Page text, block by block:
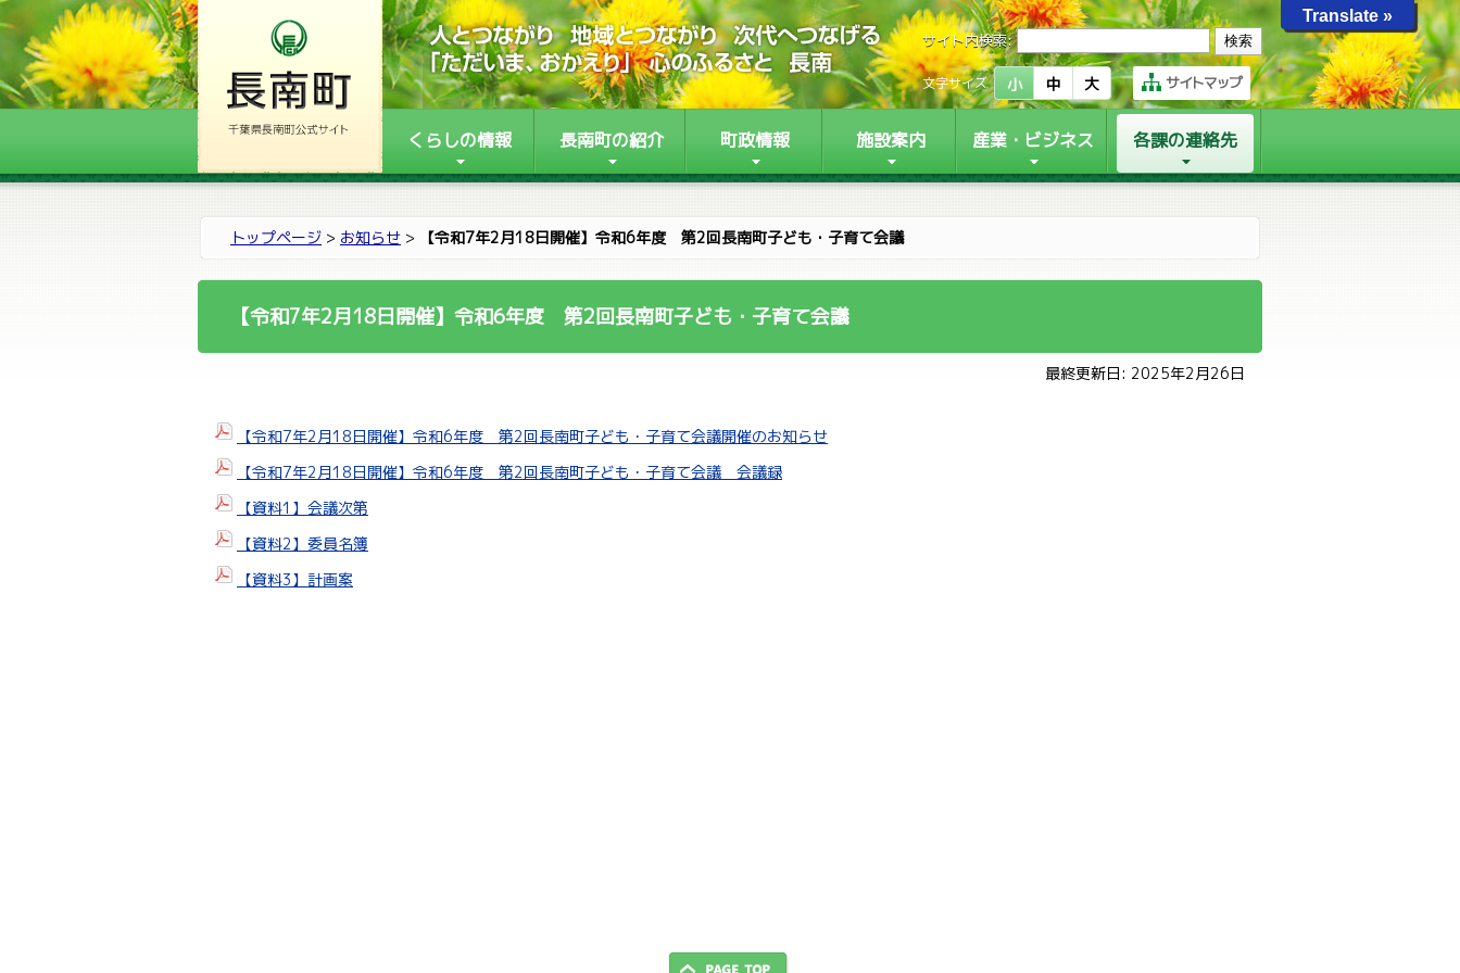
サイト内検索:
文字サイズ 小 中 大 サイトマップ
くらしの情報 長南町の紹介 町政情報 施設案内 産業・ビジネス 各課の連絡先
トップページ > お知らせ > 【令和7年2月18日開催】令和6年度 第2回長南町子ども・子育て会議
【令和7年2月18日開催】令和6年度 第2回長南町子ども・子育て会議
最終更新日: 2025年2月26日
【令和7年2月18日開催】令和6年度 第2回長南町子ども・子育て会議開催のお知らせ
【令和7年2月18日開催】令和6年度 第2回長南町子ども・子育て会議 会議録
【資料1】会議次第
【資料2】委員名簿
【資料3】計画案
Translate »